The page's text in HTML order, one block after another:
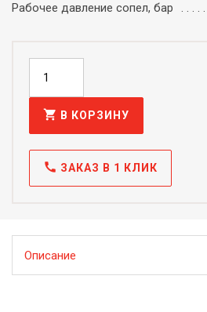
Рабочее давление сопел, бар
shopping_cart В КОРЗИНУ
call ЗАКАЗ В 1 КЛИК
Описание